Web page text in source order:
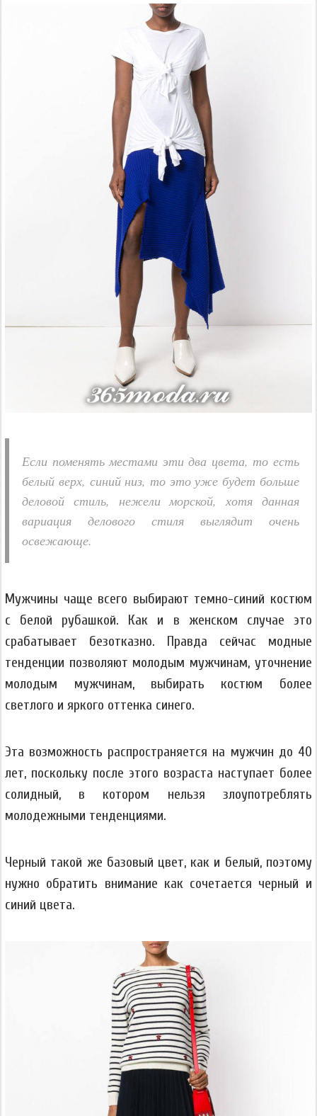
Если поменять местами эти два цвета, то есть
белый верх, синий низ, то это уже будет больше
деловой стиль, нежели морской, хотя данная
вариация делового стиля выглядит очень
освежающе.
Мужчины чаще всего выбирают темно-синий костюм
с белой рубашкой. Как и в женском случае это
срабатывает безотказно. Правда сейчас модные
тенденции позволяют молодым мужчинам, уточнение
молодым мужчинам, выбирать костюм более
светлого и яркого оттенка синего.
Эта возможность распространяется на мужчин до 40
лет, поскольку после этого возраста наступает более
солидный, в котором нельзя злоупотреблять
молодежными тенденциями.
Черный такой же базовый цвет, как и белый, поэтому
нужно обратить внимание как сочетается черный и
синий цвета.